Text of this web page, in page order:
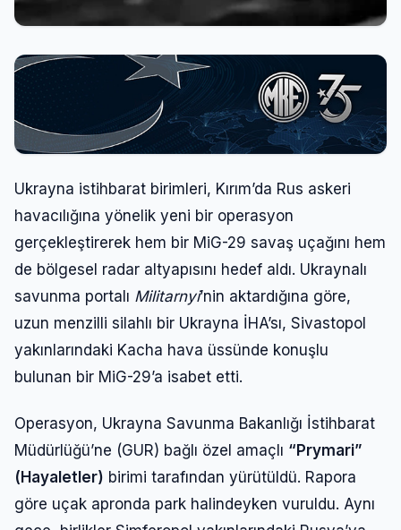
Ukrayna istihbarat birimleri, Kırım’da Rus askeri
havacılığına yönelik yeni bir operasyon
gerçekleştirerek hem bir MiG-29 savaş uçağını hem
de bölgesel radar altyapısını hedef aldı. Ukraynalı
savunma portalı Militarnyi’nin aktardığına göre,
uzun menzilli silahlı bir Ukrayna İHA’sı, Sivastopol
yakınlarındaki Kacha hava üssünde konuşlu
bulunan bir MiG-29’a isabet etti.
Operasyon, Ukrayna Savunma Bakanlığı İstihbarat
Müdürlüğü’ne (GUR) bağlı özel amaçlı “Prymari”
(Hayaletler) birimi tarafından yürütüldü. Rapora
göre uçak apronda park halindeyken vuruldu. Aynı